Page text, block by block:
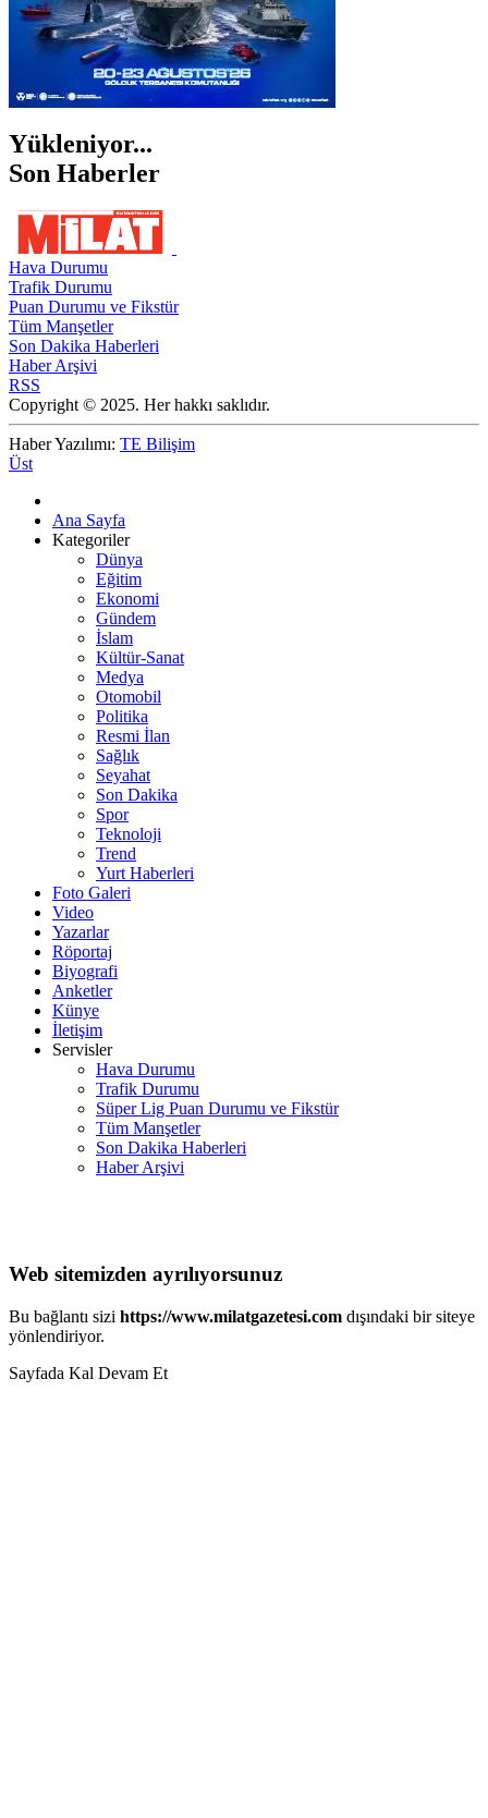
Yükleniyor...
Son Haberler
Hava Durumu
Trafik Durumu
Puan Durumu ve Fikstür
Tüm Manşetler
Son Dakika Haberleri
Haber Arşivi
RSS
Copyright © 2025. Her hakkı saklıdır.
Haber Yazılımı: TE Bilişim
Üst
Ana Sayfa
Kategoriler
Dünya
Eğitim
Ekonomi
Gündem
İslam
Kültür-Sanat
Medya
Otomobil
Politika
Resmi İlan
Sağlık
Seyahat
Son Dakika
Spor
Teknoloji
Trend
Yurt Haberleri
Foto Galeri
Video
Yazarlar
Röportaj
Biyografi
Anketler
Künye
İletişim
Servisler
Hava Durumu
Trafik Durumu
Süper Lig Puan Durumu ve Fikstür
Tüm Manşetler
Son Dakika Haberleri
Haber Arşivi
Web sitemizden ayrılıyorsunuz
Bu bağlantı sizi https://www.milatgazetesi.com dışındaki bir siteye
yönlendiriyor.
Sayfada Kal Devam Et